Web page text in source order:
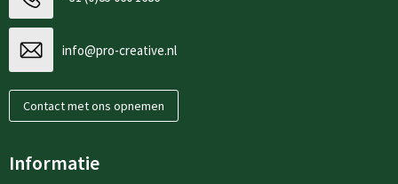
info@pro-creative.nl
Contact met ons opnemen
Informatie